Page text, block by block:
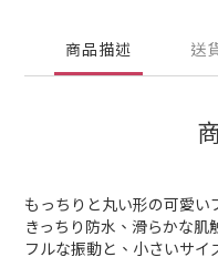
商品描述 送
もっちりと丸い形の可愛い
きっちり防水、滑らかな肌
フルな振動と、小さいサイ